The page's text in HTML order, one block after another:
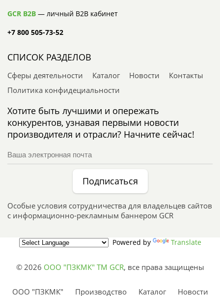
GCR B2B — личный B2B кабинет
+7 800 505-73-52
СПИСОК РАЗДЕЛОВ
Сферы деятельности Каталог Новости
Контакты
Политика конфидециальности
Хотите быть лучшими и опережать
конкурентов, узнавая первыми новости
производителя и отрасли? Начните сейчас!
Подписаться
Особые условия сотрудничества для владельцев сайтов
с информационно-рекламным баннером GCR
Powered by Translate
© 2026 ООО "ПЗКМК" TM GCR, все права защищены
ООО "ПЗКМК" Производство Каталог Новости